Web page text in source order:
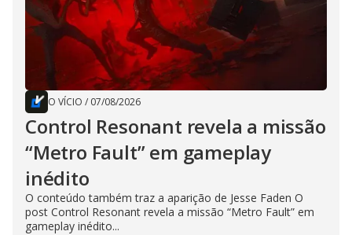
O VÍCIO / 07/08/2026
Control Resonant revela a missão
“Metro Fault” em gameplay
inédito
O conteúdo também traz a aparição de Jesse Faden O
post Control Resonant revela a missão “Metro Fault” em
gameplay inédito...